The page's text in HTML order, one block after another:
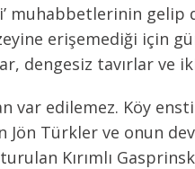
muhabbetlerinin gelip
erişemediği için
dengesiz tavırlar ve
var edilemez. Köy
Jön Türkler ve onun
Kırımlı